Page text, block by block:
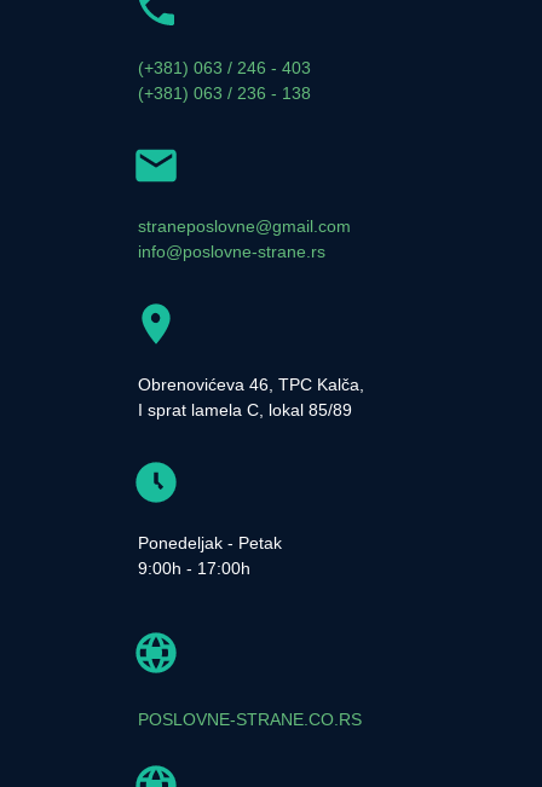
(+381) 063 / 246 - 403
(+381) 063 / 236 - 138
straneposlovne@gmail.com
info@poslovne-strane.rs
Obrenovićeva 46, TPC Kalča,
I sprat lamela C, lokal 85/89
Ponedeljak - Petak
9:00h - 17:00h
POSLOVNE-STRANE.CO.RS